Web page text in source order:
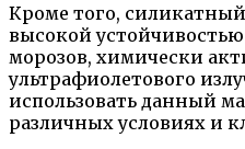
Кроме того,
высокой
морозов, химически
ультрафиолетового
использовать данный
различных условиях и